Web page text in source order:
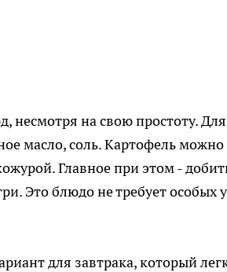
на свою простоту.
масло, соль. Картофель можно
Главное при этом -
Это блюдо не требует особых
для завтрака, который